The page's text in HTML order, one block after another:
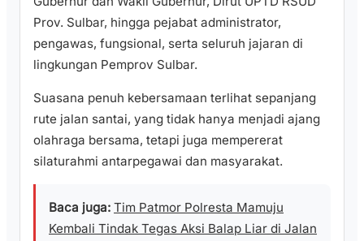
Prov. Sulbar, hingga pejabat administrator,
pengawas, fungsional, serta seluruh jajaran di
lingkungan Pemprov Sulbar.
Suasana penuh kebersamaan terlihat sepanjang
rute jalan santai, yang tidak hanya menjadi ajang
olahraga bersama, tetapi juga mempererat
silaturahmi antarpegawai dan masyarakat.
Baca juga: Tim Patmor Polresta Mamuju
Kembali Tindak Tegas Aksi Balap Liar di Jalan